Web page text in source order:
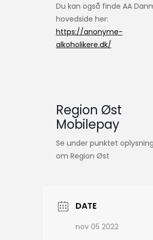
Du kan også finde AA
hovedside her:
https://anonyme-
alkoholikere.dk/
Region Øst
Mobilepay
Se under punktet
om Region Øst
DATE
nov 05 2022